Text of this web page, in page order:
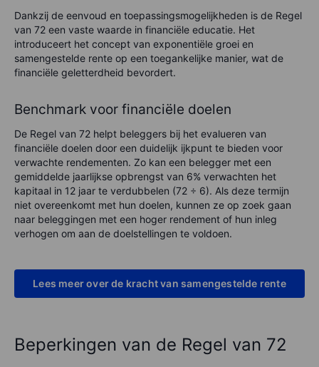
Dankzij de eenvoud en toepassingsmogelijkheden is de Regel
van 72 een vaste waarde in financiële educatie. Het
introduceert het concept van exponentiële groei en
samengestelde rente op een toegankelijke manier, wat de
financiële geletterdheid bevordert.
Benchmark voor financiële doelen
De Regel van 72 helpt beleggers bij het evalueren van
financiële doelen door een duidelijk ijkpunt te bieden voor
verwachte rendementen. Zo kan een belegger met een
gemiddelde jaarlijkse opbrengst van 6% verwachten het
kapitaal in 12 jaar te verdubbelen (72 ÷ 6). Als deze termijn
niet overeenkomt met hun doelen, kunnen ze op zoek gaan
naar beleggingen met een hoger rendement of hun inleg
verhogen om aan de doelstellingen te voldoen.
Lees meer over de kracht van samengestelde rente
Beperkingen van de Regel van 72